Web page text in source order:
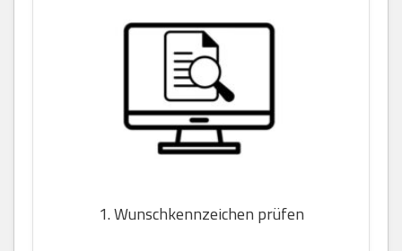
1. Wunschkennzeichen prüfen